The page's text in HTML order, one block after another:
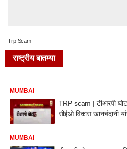
Trp Scam
राष्ट्रीय बातम्या
MUMBAI
TRP scam | टीआरपी
सीईओ विकास खानचंदानी
MUMBAI